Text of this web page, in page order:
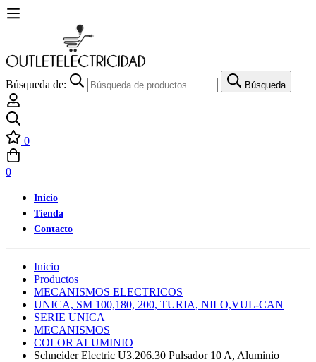
Búsqueda de: Búsqueda
0
0
Inicio
Tienda
Contacto
Inicio
Productos
MECANISMOS ELECTRICOS
UNICA, SM 100,180, 200, TURIA, NILO,VUL-CAN
SERIE UNICA
MECANISMOS
COLOR ALUMINIO
Schneider Electric U3.206.30 Pulsador 10 A, Aluminio